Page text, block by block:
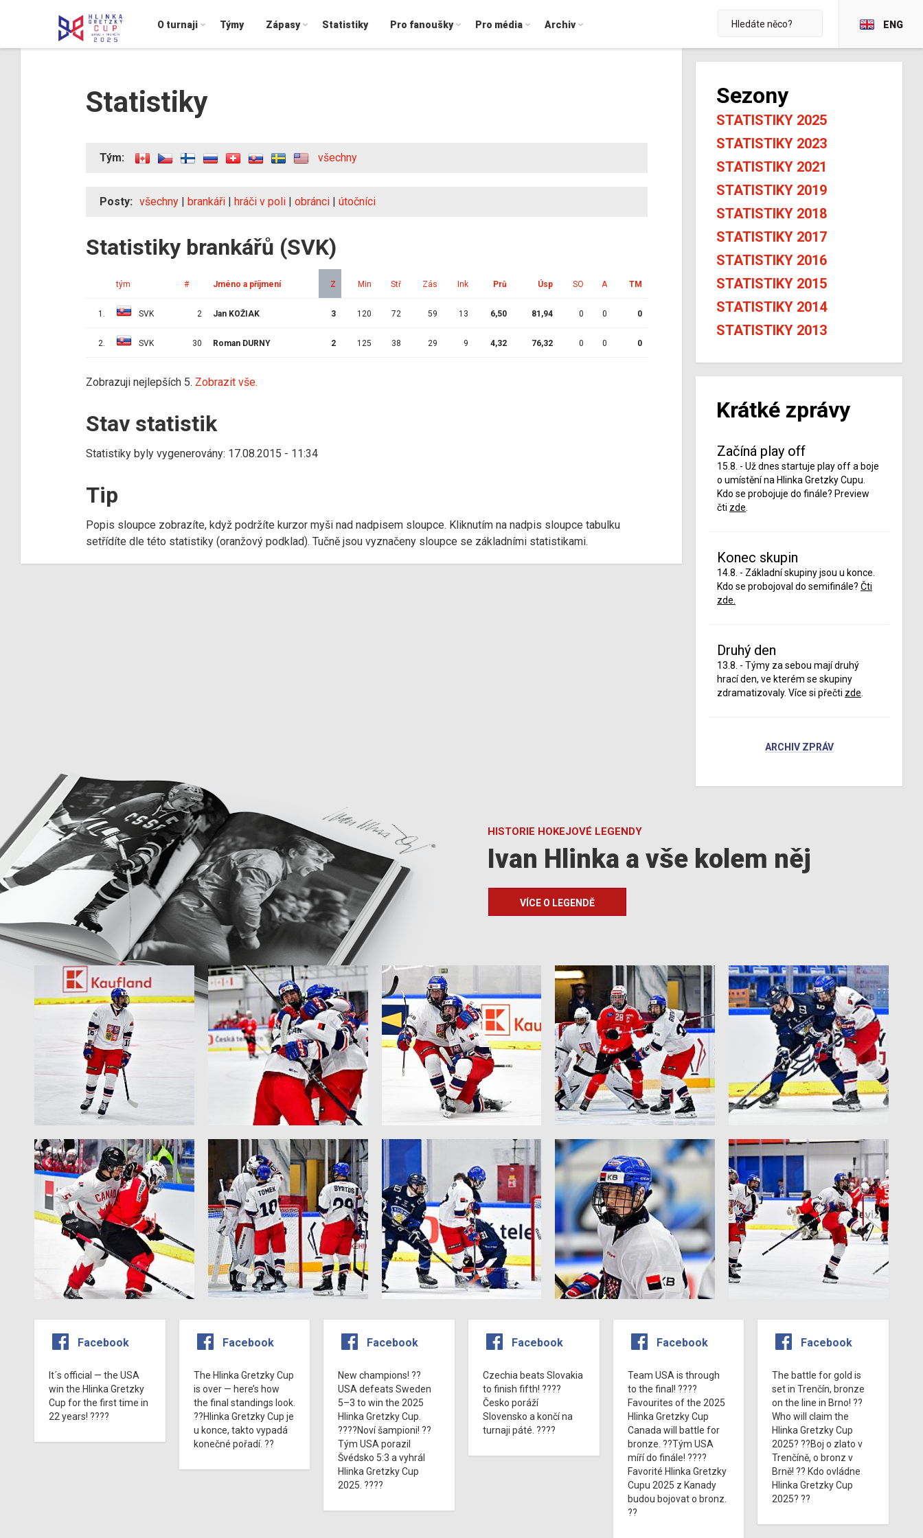
O turnaji Týmy Zápasy Statistiky Pro fanoušky Pro média Archiv ENG
Statistiky
Tým: všechny
Posty: všechny | brankáři | hráči v poli | obránci | útočníci
Statistiky brankářů (SVK)
tým # Jméno a příjmení Z Min Stř Zás Ink Prů Úsp SO A TM
1. SVK 2 Jan KOŽIAK 3 120 72 59 13 6,50 81,94 0 0 0
2. SVK 30 Roman DURNY 2 125 38 29 9 4,32 76,32 0 0 0
Zobrazuji nejlepších 5. Zobrazit vše.
Stav statistik
Statistiky byly vygenerovány: 17.08.2015 - 11:34
Tip
Popis sloupce zobrazíte, když podržíte kurzor myši nad nadpisem sloupce. Kliknutím na nadpis sloupce tabulku
setřídíte dle této statistiky (oranžový podklad). Tučně jsou vyznačeny sloupce se základními statistikami.
Sezony
STATISTIKY 2025
STATISTIKY 2023
STATISTIKY 2021
STATISTIKY 2019
STATISTIKY 2018
STATISTIKY 2017
STATISTIKY 2016
STATISTIKY 2015
STATISTIKY 2014
STATISTIKY 2013
Krátké zprávy
Začíná play off
15.8. - Už dnes startuje play off a boje
o umístění na Hlinka Gretzky Cupu.
Kdo se probojuje do finále? Preview
čti zde
Konec skupin
14.8. - Základní skupiny jsou u konce.
Kdo se probojoval do semifinále? Čti
zde.
Druhý den
13.8. - Týmy za sebou mají druhý
hrací den, ve kterém se skupiny
zdramatizovaly. Více si přečti zde
ARCHIV ZPRÁV
HISTORIE HOKEJOVÉ LEGENDY
Ivan Hlinka a vše kolem něj
VÍCE O LEGENDĚ
Facebook
It´s official — the USA
win the Hlinka Gretzky
Cup for the first time in
22 years! ????
Facebook
The Hlinka Gretzky Cup
is over — here’s how
the final standings look.
??Hlinka Gretzky Cup je
u konce, takto vypadá
konečné pořadí. ??
Facebook
New champions! ??
USA defeats Sweden
5–3 to win the 2025
Hlinka Gretzky Cup.
????Noví šampioni! ??
Tým USA porazil
Švédsko 5:3 a vyhrál
Hlinka Gretzky Cup
2025. ????
Facebook
Czechia beats Slovakia
to finish fifth! ????
Česko poráží
Slovensko a končí na
turnaji páté. ????
Facebook
Team USA is through
to the final! ????
Favourites of the 2025
Hlinka Gretzky Cup
Canada will battle for
bronze. ??Tým USA
míří do finále! ????
Favorité Hlinka Gretzky
Cupu 2025 z Kanady
budou bojovat o bronz.
??
Facebook
The battle for gold is
set in Trenčín, bronze
on the line in Brno! ??
Who will claim the
Hlinka Gretzky Cup
2025? ??Boj o zlato v
Trenčíně, o bronz v
Brně! ?? Kdo ovládne
Hlinka Gretzky Cup
2025? ??